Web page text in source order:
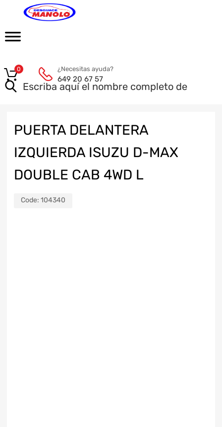
¿Necesitas ayuda?
649 20 67 57
0
PUERTA DELANTERA
IZQUIERDA ISUZU D-MAX
DOUBLE CAB 4WD L
Code: 104340